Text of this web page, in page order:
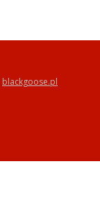
blackgoose.pl